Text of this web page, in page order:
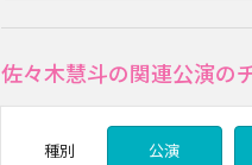
佐々木慧斗の関連公演の
種別 公演